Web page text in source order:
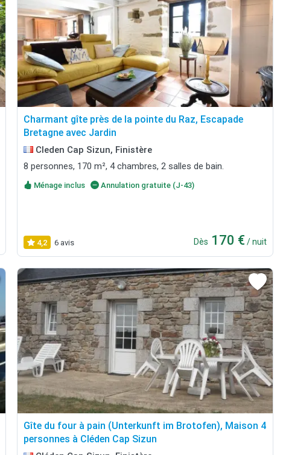
Charmant gîte près de la pointe du Raz, Escapade
Bretagne avec Jardin
Cleden Cap Sizun, Finistère
8 personnes, 170 m², 4 chambres, 2 salles de bain.
Ménage inclus Annulation gratuite (J-43)
4,2 6 avis Dès 170 € / nuit
Gîte du four à pain (Unterkunft im Brotofen), Maison 4
personnes à Cléden Cap Sizun